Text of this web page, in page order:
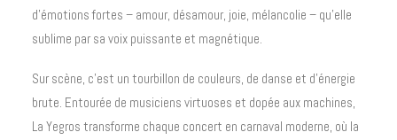
d’émotions fortes – amour, désamour, joie, mélancolie – qu’elle
sublime par sa voix puissante et magnétique.
Sur scène, c’est un tourbillon de couleurs, de danse et d’énergie
brute. Entourée de musiciens virtuoses et dopée aux machines,
La Yegros transforme chaque concert en carnaval moderne, où la